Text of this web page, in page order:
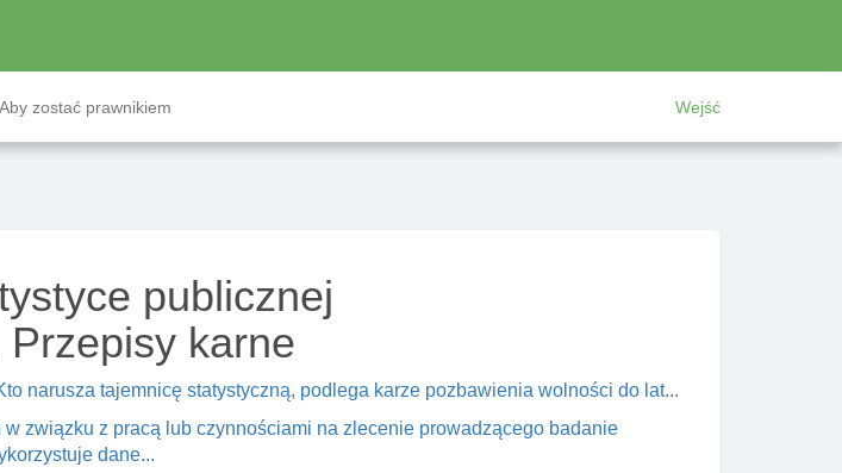
Aby zostać prawnikiem Wejść
publicznej
Przepisy karne
narusza tajemnicę statystyczną, podlega karze pozbawienia wolności do lat...
związku z pracą lub czynnościami na zlecenie prowadzącego badanie
dane...